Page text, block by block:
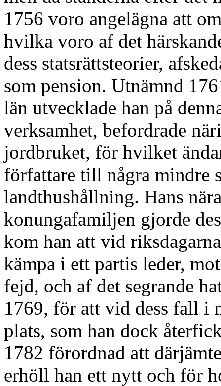
1756 voro angelägna att
hvilka voro af det
dess statsrättsteorier,
som pension. Utnämnd
län utvecklade han på
verksamhet, befordrade
jordbruket, för hvilket
författare till några mindre
landthushållning. Hans
konungafamiljen gjorde
kom han att vid
kämpa i ett partis leder,
fejd, och af det segrande
1769, för att vid dess fall i
plats, som han dock
1782 förordnad att
erhöll han ett nytt och för